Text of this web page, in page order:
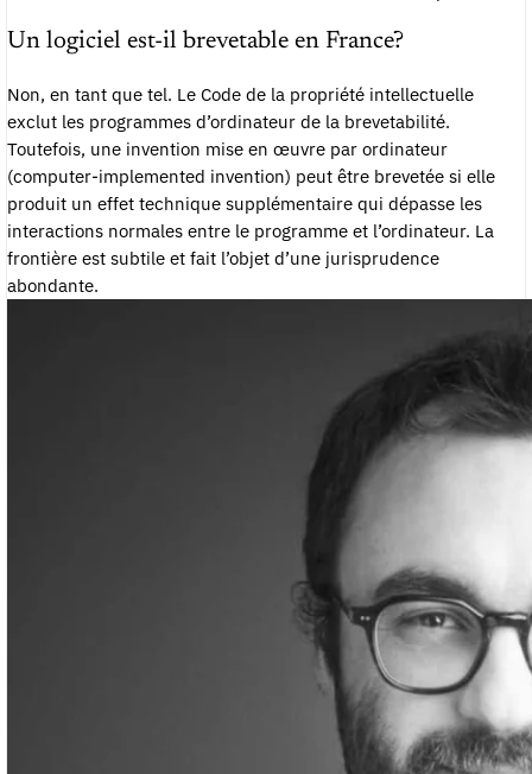
Un logiciel est-il brevetable en France?
Non, en tant que tel. Le Code de la propriété intellectuelle
exclut les programmes d’ordinateur de la brevetabilité.
Toutefois, une invention mise en œuvre par ordinateur
(computer-implemented invention) peut être brevetée si elle
produit un effet technique supplémentaire qui dépasse les
interactions normales entre le programme et l’ordinateur. La
frontière est subtile et fait l’objet d’une jurisprudence
abondante.